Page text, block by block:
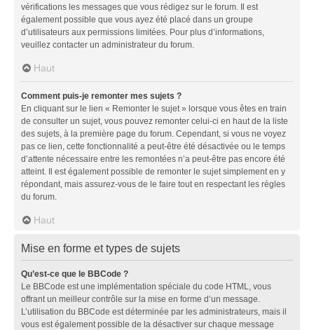
vérifications les messages que vous rédigez sur le forum. Il est
également possible que vous ayez été placé dans un groupe
d’utilisateurs aux permissions limitées. Pour plus d’informations,
veuillez contacter un administrateur du forum.
Haut
Comment puis-je remonter mes sujets ?
En cliquant sur le lien « Remonter le sujet » lorsque vous êtes en train
de consulter un sujet, vous pouvez remonter celui-ci en haut de la liste
des sujets, à la première page du forum. Cependant, si vous ne voyez
pas ce lien, cette fonctionnalité a peut-être été désactivée ou le temps
d’attente nécessaire entre les remontées n’a peut-être pas encore été
atteint. Il est également possible de remonter le sujet simplement en y
répondant, mais assurez-vous de le faire tout en respectant les règles
du forum.
Haut
Mise en forme et types de sujets
Qu’est-ce que le BBCode ?
Le BBCode est une implémentation spéciale du code HTML, vous
offrant un meilleur contrôle sur la mise en forme d’un message.
L’utilisation du BBCode est déterminée par les administrateurs, mais il
vous est également possible de la désactiver sur chaque message